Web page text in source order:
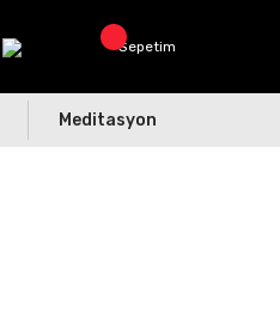
Sepetim
Meditasyon